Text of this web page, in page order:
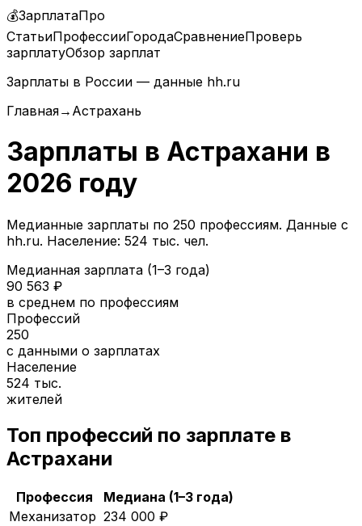
💰ЗарплатаПро
СтатьиПрофессииГородаСравнениеПроверь
зарплатуОбзор зарплат
Зарплаты в России — данные hh.ru
Главная→ Астрахань
Зарплаты в Астрахани в
2026 году
Медианные зарплаты по 250 профессиям. Данные с
hh.ru. Население: 524 тыс. чел.
Медианная зарплата (1–3 года)
90 563 ₽
в среднем по профессиям
Профессий
250
с данными о зарплатах
Население
524 тыс.
жителей
Топ профессий по зарплате в
Астрахани
Профессия
Медиана (1–3 года)
Механизатор 234 000 ₽